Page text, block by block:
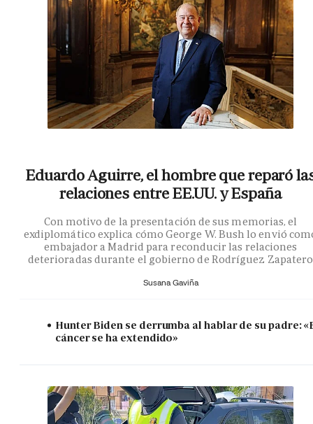
Eduardo Aguirre, el hombre que reparó
relaciones entre EE.UU. y España
Con motivo de la presentación de sus memorias, el
exdiplomático explica cómo George W. Bush lo envió
embajador a Madrid para reconducir las relaciones
deterioradas durante el gobierno de Rodríguez Zapatero
Susana Gaviña
Hunter Biden se derrumba al hablar de su padre:
cáncer se ha extendido»